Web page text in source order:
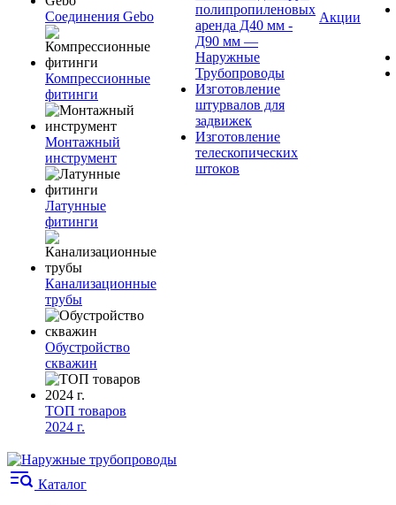
Соединения Gebo
Компрессионные
фитинги
Монтажный
инструмент
Латунные
фитинги
Канализационные
трубы
Обустройство
скважин
ТОП товаров
2024 г.
полипропиленовых
аренда Д40 мм -
Д90 мм —
Наружные
Трубопроводы
Изготовление
штурвалов для
задвижек
Изготовление
телескопических
штоков
Акции
Каталог